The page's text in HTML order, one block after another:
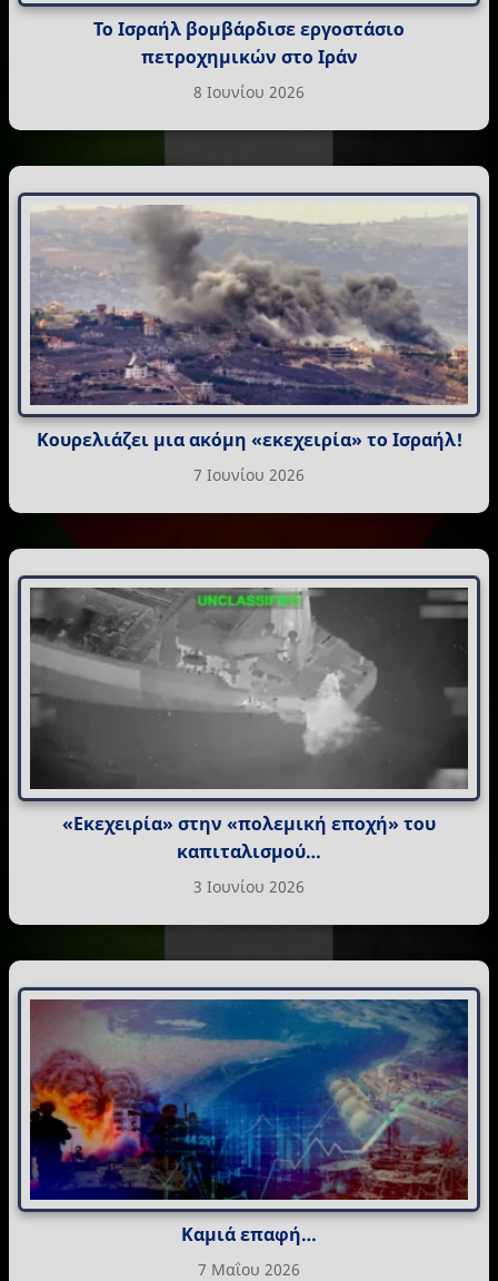
Το Ισραήλ βομβάρδισε εργοστάσιο
πετροχημικών στο Ιράν
8 Ιουνίου 2026
Κουρελιάζει μια ακόμη «εκεχειρία» το Ισραήλ!
7 Ιουνίου 2026
«Εκεχειρία» στην «πολεμική εποχή» του
καπιταλισμού…
3 Ιουνίου 2026
Καμιά επαφή…
7 Μαΐου 2026